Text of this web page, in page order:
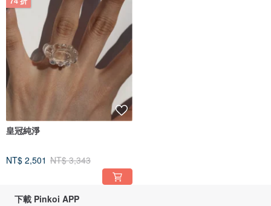
皇冠純淨
NT$ 2,501 NT$ 3,343
下載 Pinkoi APP